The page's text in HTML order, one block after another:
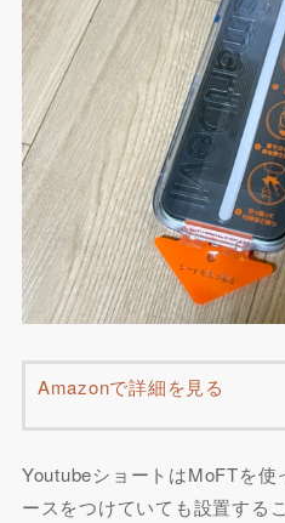
Amazonで詳細を見る
YoutubeショートはMoFTを
ースをつけていても設置する